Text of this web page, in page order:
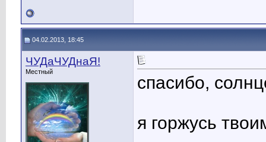
04.02.2013, 18:45
ЧУДаЧУДнаЯ!
Местный
спасибо,
я горжусь